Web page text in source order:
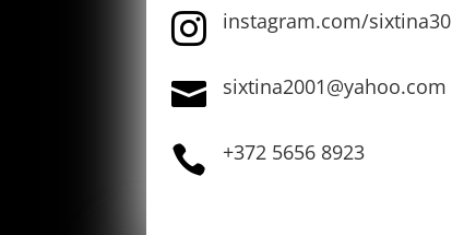
 instagram.com/sixtina30
 sixtina2001@yahoo.com
 +372 5656 8923